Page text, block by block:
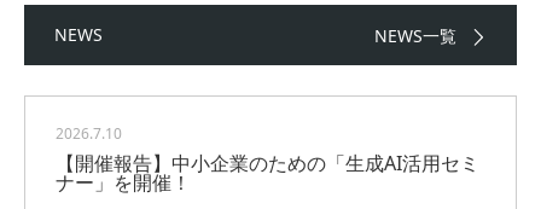
NEWS NEWS一覧
2026.7.10
【開催報告】中小企業のための「生成AI活用セミ
ナー」を開催！